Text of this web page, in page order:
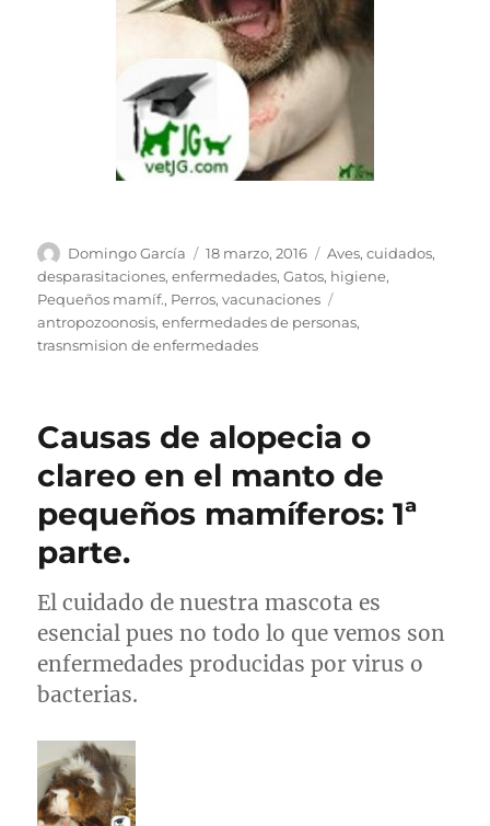
Autor
Domingo García
Publicado
el
18 marzo, 2016 Categorías
Aves,cuidados,
desparasitaciones,enfermedades,Gatos, higiene,
Pequeños mamíf., Perros,vacunaciones
antropozoonosis,enfermedades de personas,
trasnsmision de enfermedades
Causas de alopecia o
clareo en el manto de
pequeños mamíferos: 1ª
parte.
El cuidado de nuestra mascota es
esencial pues no todo lo que vemos son
enfermedades producidas por virus o
bacterias.